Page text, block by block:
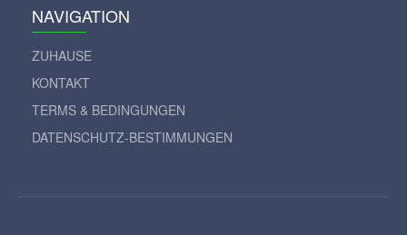
NAVIGATION
ZUHAUSE
KONTAKT
TERMS & BEDINGUNGEN
DATENSCHUTZ-BESTIMMUNGEN